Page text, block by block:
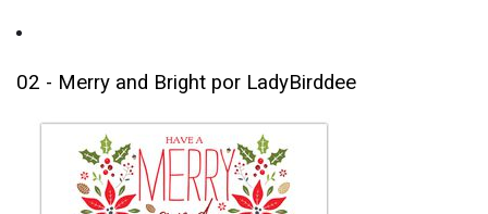
02 - Merry and Bright por LadyBirddee